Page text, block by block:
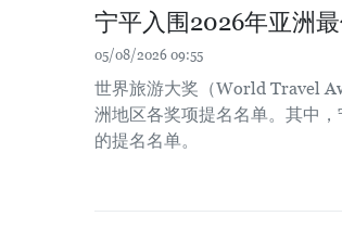
宁平入围2026年亚洲
05/08/2026 09:55
世界旅游大奖（World Travel
洲地区各奖项提名名单。其中
的提名名单。